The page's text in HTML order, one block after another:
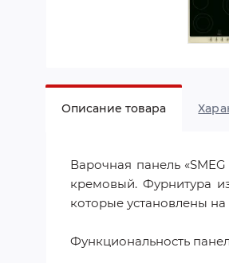
Описание товара
Варочная панель
кремовый. Фурнитура
которые установлены
Функциональность